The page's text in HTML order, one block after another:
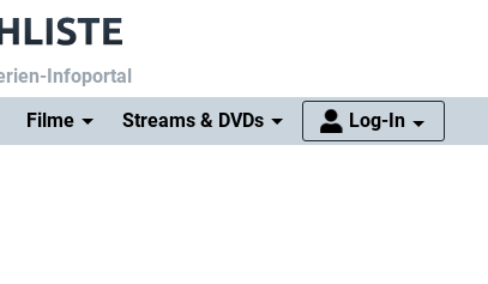
Infoportal
Filme Streams & DVDs Log-In